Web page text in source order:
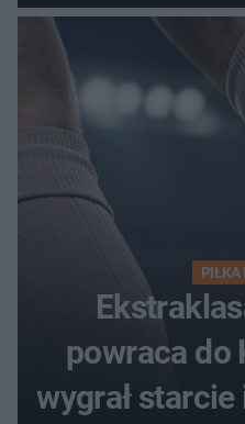
PIŁKA
powraca do
wygrał starcie